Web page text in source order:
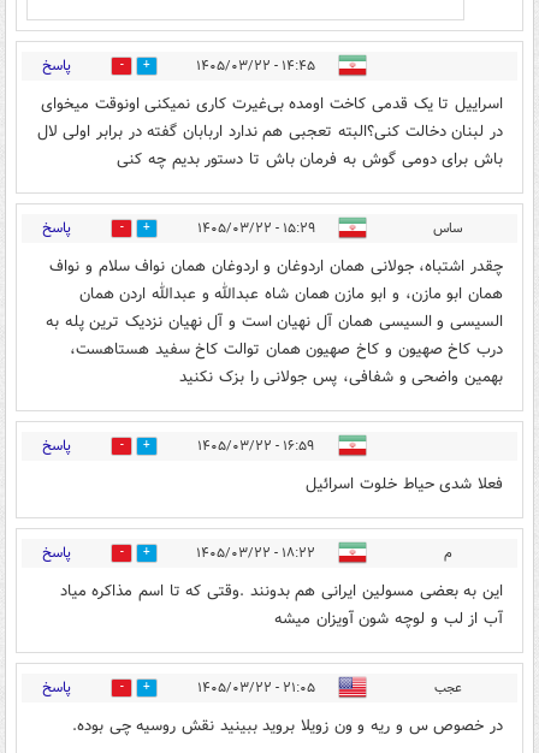
۱۴:۴۵ - ۱۴۰۵/۰۳/۲۲ 2 پاسخ
اسراییل تا یک قدمی کاخت اومده بی‌غیرت کاری نمیکنی اونوقت میخوای
در لبنان دخالت کنی؟البته تعجبی هم ندارد اربابان گفته در برابر اولی لال
باش برای دومی گوش به فرمان باش تا دستور بدیم چه کنی
ساس ۱۵:۲۹ - ۱۴۰۵/۰۳/۲۲ 0 پاسخ
چقدر اشتباه، جولانی همان اردوغان و اردوغان همان نواف سلام و نواف
همان ابو مازن، و ابو مازن همان شاه عبدالله و عبدالله اردن همان
السیسی و السیسی همان آل نهیان است و آل نهیان نزدیک ترین پله به
درب کاخ صهیون و کاخ صهیون همان توالت کاخ سفید هستاهست،
بهمین واضحی و شفافی، پس جولانی را بزک نکنید
۱۶:۵۹ - ۱۴۰۵/۰۳/۲۲ 2 پاسخ
فعلا شدی حیاط خلوت اسرائیل
م ۱۸:۲۲ - ۱۴۰۵/۰۳/۲۲ 2 پاسخ
این به بعضی مسولین ایرانی هم بدونند .وقتی که تا اسم مذاکره میاد
آب از لب و لوچه شون آویزان میشه
عجب ۲۱:۰۵ - ۱۴۰۵/۰۳/۲۲ 2 پاسخ
در خصوص س و ریه و ون زویلا بروید ببینید نقش روسیه چی بوده.